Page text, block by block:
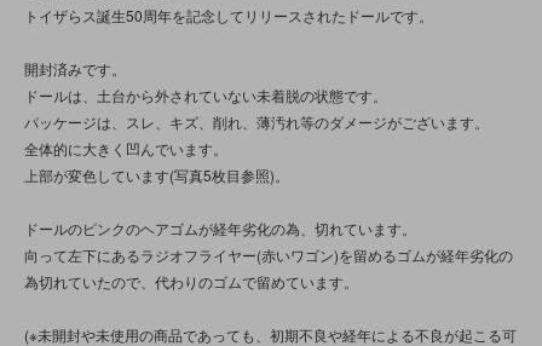
トイザらス誕生50周年を記念してリリースされたドールです。
開封済みです。
ドールは、土台から外されていない未着脱の状態です。
パッケージは、スレ、キズ、削れ、薄汚れ等のダメージがございます。
全体的に大きく凹んでいます。
上部が変色しています(写真5枚目参照)。
ドールのピンクのヘアゴムが経年劣化の為、切れています。
向って左下にあるラジオフライヤー(赤いワゴン)を留めるゴムが経年劣化の
為切れていたので、代わりのゴムで留めています。
(※未開封や未使用の商品であっても、初期不良や経年による不良が起こる可